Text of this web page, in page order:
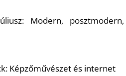
Modern, posztmodern,
Képzőművészet és internet